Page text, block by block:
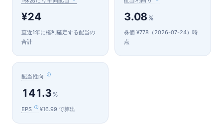
¥24
直近1年に権利確定する配当の
合計
3.08 %
株価 ¥778（2026-07-24）時
点
配当性向
141.3 %
EPS ¥16.99 で算出